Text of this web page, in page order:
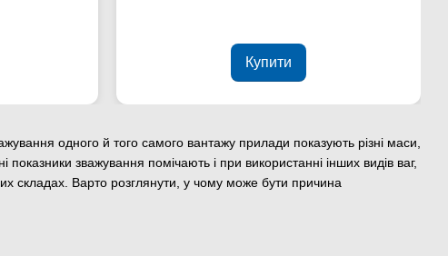
Купити
одного й того самого вантажу прилади показують різні маси,
зважування помічають і при використанні інших видів ваг,
складах. Варто розглянути, у чому може бути причина